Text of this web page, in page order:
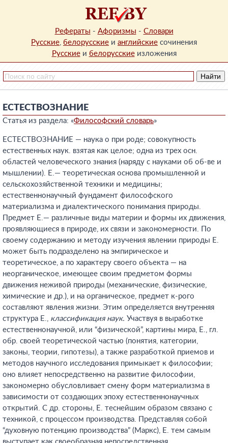
Рефераты - Афоризмы - Словари
Русские, белорусские и английские сочинения
Русскиеи белорусскиеизложения
ЕСТЕСТВОЗНАНИЕ
Статья из раздела: «Философский словарь»
ЕСТЕСТВОЗНАНИЕ — наука о при роде; совокупность
естественных наук. взятая как целое; одна из трех осн.
областей человеческого знания (наряду с науками об об-ве и
мышлении). Е.— теоретическая основа промышленной и
сельскохозяйственной техники и медицины;
естественнонаучный фундамент философского
материализма и диалектического понимания природы.
Предмет Е.— различные виды материи и формы их движения,
проявляющиеся в природе, их связи и закономерности. По
своему содержанию и методу изучения явлении природы Е.
может быть подразделено на эмпирическое и
теоретическое, а по характеру своего объекта — на
неорганическое, имеющее своим предметом формы
движения неживой природы (механические, физические,
химические и др.), и на органическое, предмет к-рого
составляют явления жизни. Этим определяется внутренняя
структура Е., классификация наук. Участвуя в выработке
естественнонаучной, или “физической”, картины мира, Е., гл.
обр. своей теоретической частью (понятия, категории,
законы, теории, гипотезы), а также разработкой приемов и
методов научного исследования примыкает к философии;
оно влияет непосредственно на развитие философии,
закономерно обусловливает смену форм материализма в
зависимости от создающих эпоху естественнонаучных
открытий. С др. стороны, Е. теснейшим образом связано с
техникой, с процессом производства. Представляя собой
“духовную потенцию производства” (Маркс), Е. тем самым